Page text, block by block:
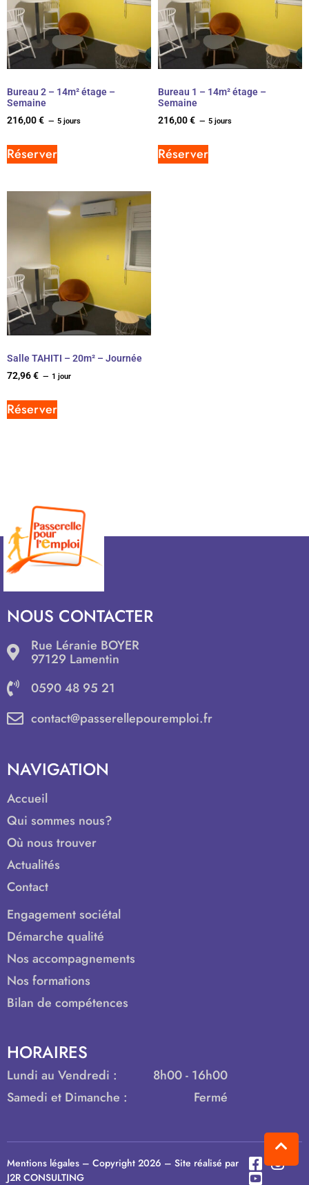
Bureau 2 – 14m² étage –
Semaine
216,00€ 5 jours
Réserver
Bureau 1 – 14m² étage –
Semaine
216,00€ 5 jours
Réserver
Salle TAHITI – 20m² – Journée
72,96€ 1 jour
Réserver
NOUS CONTACTER
Rue Léranie BOYER
97129 Lamentin
0590 48 95 21
contact@passerellepouremploi.fr
NAVIGATION
Accueil
Qui sommes nous?
Où nous trouver
Actualités
Contact
Engagement sociétal
Démarche qualité
Nos accompagnements
Nos formations
Bilan de compétences
HORAIRES
Lundi au Vendredi :
8h00 - 16h00
Samedi et Dimanche :
Fermé
Mentions légales – Copyright 2026 – Site réalisé par
J2R CONSULTING